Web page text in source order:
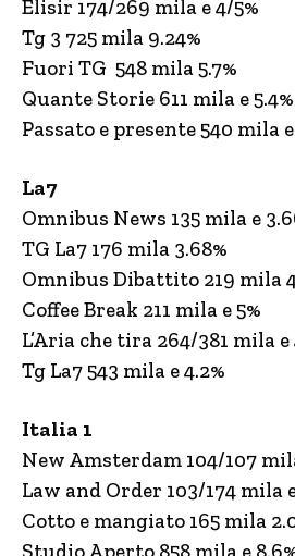
Elisir 174/269 mila e 4/5%
Tg 3 725 mila 9.24%
Fuori TG 548 mila 5.7%
Quante Storie 611 mila e 5.4%
Passato e presente 540 mila e
La7
Omnibus News 135 mila e
TG La7 176 mila 3.68%
Omnibus Dibattito 219 mila
Coffee Break 211 mila e 5%
L’Aria che tira 264/381 mila e
Tg La7 543 mila e 4.2%
Italia 1
New Amsterdam 104/107
Law and Order 103/174 mila
Cotto e mangiato 165 mila